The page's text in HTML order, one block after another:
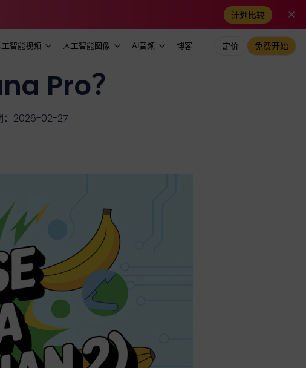
计划比较
工智能视频 人工智能图像 AI音频 博客 定价 免费开始
Pro？
：2026-02-27